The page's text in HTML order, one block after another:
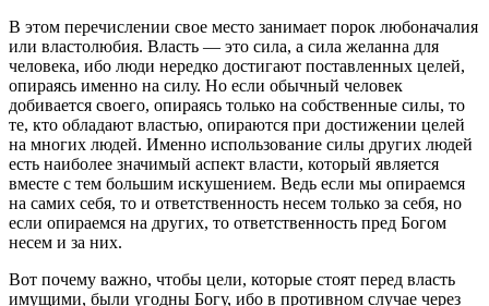
В этом перечислении свое место занимает порок любоначалия
или властолюбия. Власть — это сила, а сила желанна для
человека, ибо люди нередко достигают поставленных целей,
опираясь именно на силу. Но если обычный человек
добивается своего, опираясь только на собственные силы, то
те, кто обладают властью, опираются при достижении целей
на многих людей. Именно использование силы других людей
есть наиболее значимый аспект власти, который является
вместе с тем большим искушением. Ведь если мы опираемся
на самих себя, то и ответственность несем только за себя, но
если опираемся на других, то ответственность пред Богом
несем и за них.
Вот почему важно, чтобы цели, которые стоят перед власть
имущими, были угодны Богу, ибо в противном случае через